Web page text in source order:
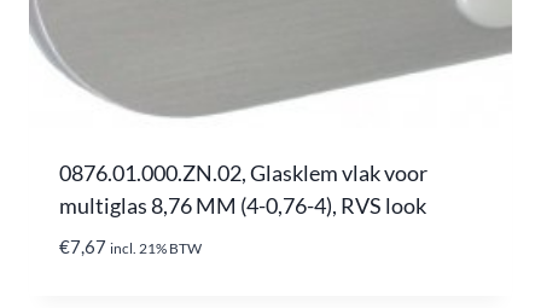
0876.01.000.ZN.02, Glasklem vlak voor
multiglas 8,76 MM (4-0,76-4), RVS look
€7,67 incl. 21% BTW